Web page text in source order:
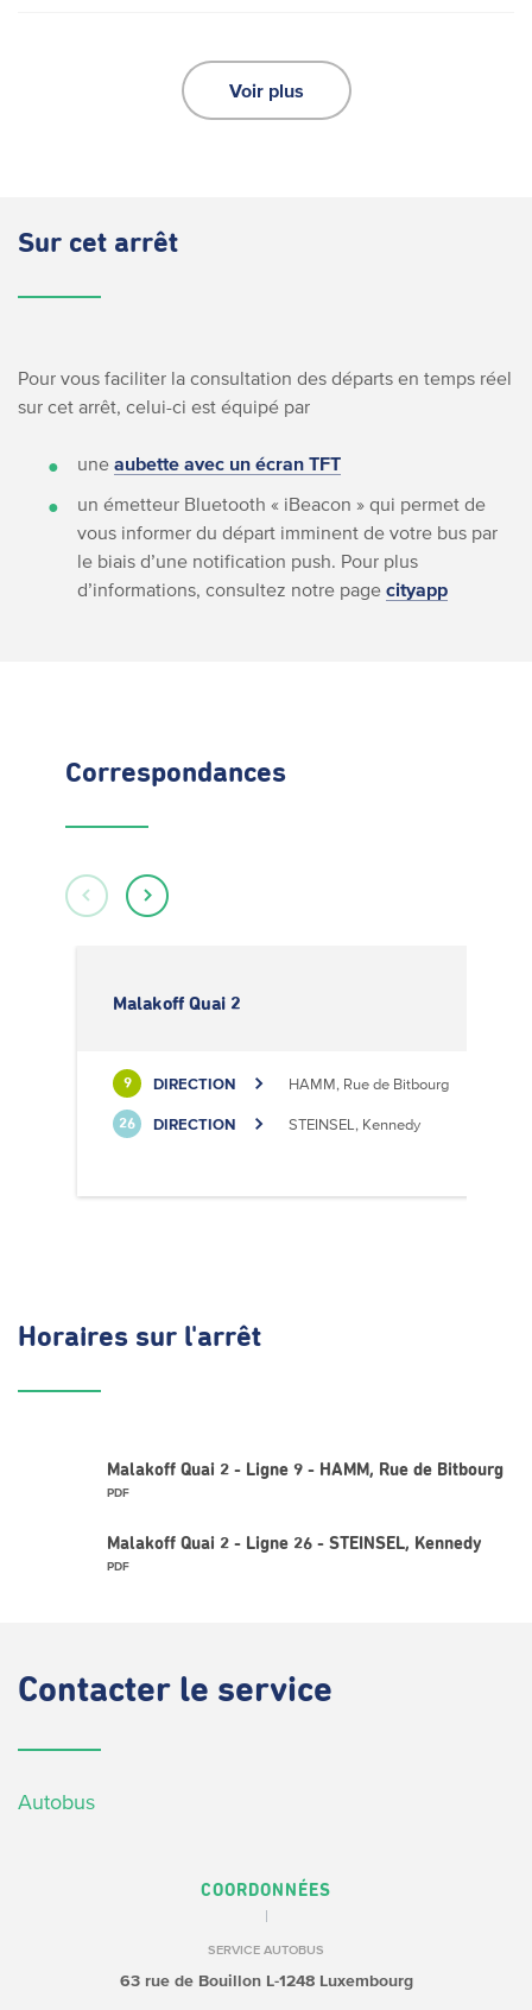
Voir plus
Sur cet arrêt
Pour vous faciliter la consultation des départs en temps réel
sur cet arrêt, celui-ci est équipé par
une aubette avec un écran TFT
un émetteur Bluetooth « iBeacon » qui permet de
vous informer du départ imminent de votre bus par
le biais d’une notification push. Pour plus
d’informations, consultez notre page cityapp
Correspondances
Malakoff Quai 2
9 DIRECTION HAMM, Rue de Bitbourg
26 DIRECTION STEINSEL, Kennedy
Horaires sur l'arrêt
Malakoff Quai 2 - Ligne 9 - HAMM, Rue de Bitbourg
PDF
Malakoff Quai 2 - Ligne 26 - STEINSEL, Kennedy
PDF
Contacter le service
Autobus
COORDONNÉES
SERVICE AUTOBUS
63 rue de BouillonL-1248 Luxembourg